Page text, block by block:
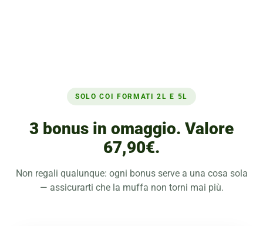
SOLO COI FORMATI 2L E 5L
3 bonus in omaggio. Valore
67,90€.
Non regali qualunque: ogni bonus serve a una cosa sola
— assicurarti che la muffa non torni mai più.